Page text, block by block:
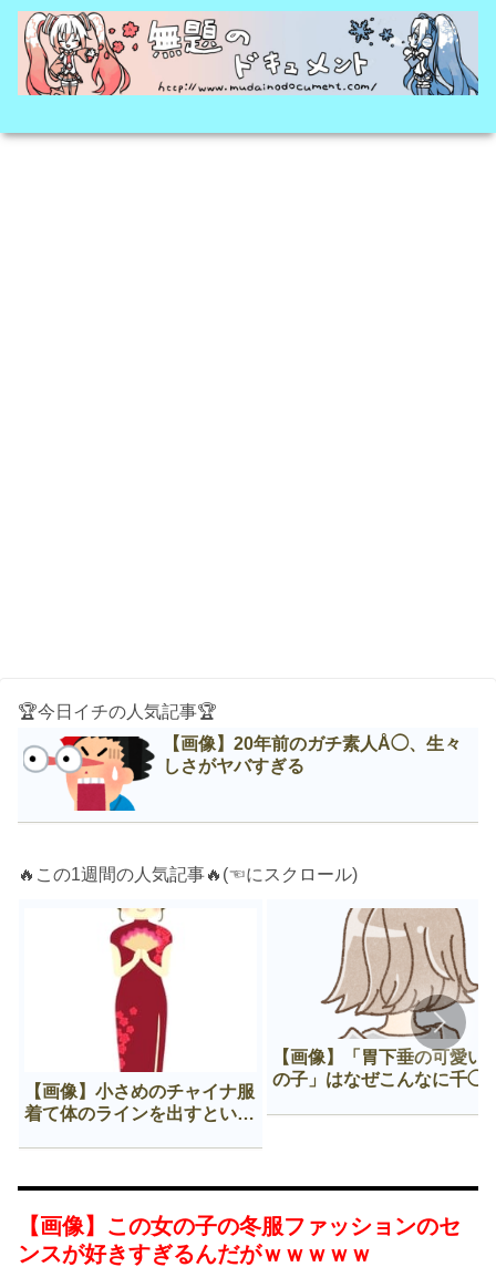
🏆今日イチの人気記事🏆
【画像】20年前のガチ素人Å◯、生々
しさがヤバすぎる
🔥この1週間の人気記事🔥(☜にスクロール)
【画像】小さめのチャイナ服
着て体のラインを出すという
【画像】「胃下垂の可愛い
の子」はなぜこんなに千◯
【画像】この女の子の冬服ファッションのセ
ンスが好きすぎるんだがｗｗｗｗｗ